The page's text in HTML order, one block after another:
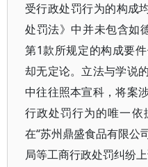
受行政处罚行为的构成
处罚法》中并未包含如
第1款所规定的构成要
却无定论。立法与学说
中往往照本宣科，将案
行政处罚行为的唯一依
在“苏州鼎盛食品有限公
局等工商行政处罚纠纷